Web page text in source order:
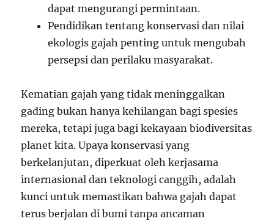
dapat mengurangi permintaan.
Pendidikan tentang konservasi dan nilai
ekologis gajah penting untuk mengubah
persepsi dan perilaku masyarakat.
Kematian gajah yang tidak meninggalkan
gading bukan hanya kehilangan bagi spesies
mereka, tetapi juga bagi kekayaan biodiversitas
planet kita. Upaya konservasi yang
berkelanjutan, diperkuat oleh kerjasama
internasional dan teknologi canggih, adalah
kunci untuk memastikan bahwa gajah dapat
terus berjalan di bumi tanpa ancaman